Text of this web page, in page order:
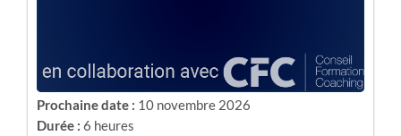
Prochaine date : 10 novembre 2026
Durée : 6 heures